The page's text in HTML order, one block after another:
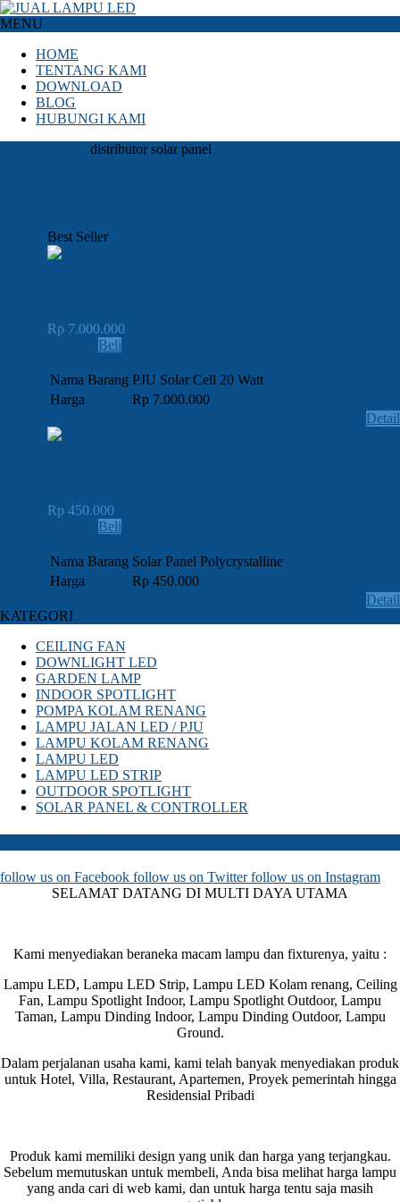
MENU
HOME
TENTANG KAMI
DOWNLOAD
BLOG
HUBUNGI KAMI
distributor solar panel
Best Seller
Rp 7.000.000
Beli
Nama Barang PJU Solar Cell 20 Watt
Harga
Rp 7.000.000
Detail
Rp 450.000
Beli
Nama Barang Solar Panel Polycrystalline
Harga
Rp 450.000
Detail
KATEGORI
CEILING FAN
DOWNLIGHT LED
GARDEN LAMP
INDOOR SPOTLIGHT
POMPA KOLAM RENANG
LAMPU JALAN LED / PJU
LAMPU KOLAM RENANG
LAMPU LED
LAMPU LED STRIP
OUTDOOR SPOTLIGHT
SOLAR PANEL & CONTROLLER
follow us on Facebook follow us on Twitter follow us on Instagram
SELAMAT DATANG DI MULTI DAYA UTAMA
Kami menyediakan beraneka macam lampu dan fixturenya, yaitu :
Lampu LED, Lampu LED Strip, Lampu LED Kolam renang, Ceiling
Fan, Lampu Spotlight Indoor, Lampu Spotlight Outdoor, Lampu
Taman, Lampu Dinding Indoor, Lampu Dinding Outdoor, Lampu
Ground.
Dalam perjalanan usaha kami, kami telah banyak menyediakan produk
untuk Hotel, Villa, Restaurant, Apartemen, Proyek pemerintah hingga
Residensial Pribadi
Produk kami memiliki design yang unik dan harga yang terjangkau.
Sebelum memutuskan untuk membeli, Anda bisa melihat harga lampu
yang anda cari di web kami, dan untuk harga tentu saja masih